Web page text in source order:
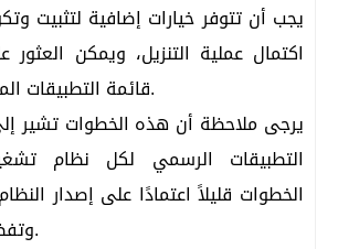
يجب أن تتوفر خيارات إضافية لتثبيت
اكتمال عملية التنزيل، ويمكن العثور
قائمة التطبيقات المثبتة على جهازك.
يرجى ملاحظة أن هذه الخطوات تشير
التطبيقات الرسمي لكل نظام
الخطوات قليلاً اعتمادًا على إصدار
وتفضيلاتك الشخصية.